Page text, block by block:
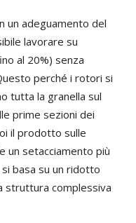
un adeguamento del
lavorare su
al 20%) senza
perché i rotori si
tutta la granella sul
prime sezioni dei
il prodotto sulle
un setacciamento più
basa su un ridotto
struttura complessiva